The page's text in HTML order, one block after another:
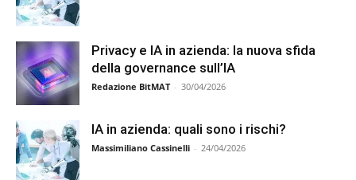
Privacy e IA in azienda: la nuova sfida
della governance sull’IA
Redazione BitMAT - 30/04/2026
IA in azienda: quali sono i rischi?
Massimiliano Cassinelli - 24/04/2026